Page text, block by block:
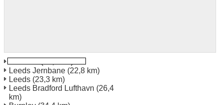
Leeds Jernbane (22,8 km)
Leeds (23,3 km)
Leeds Bradford Lufthavn (26,4
km)